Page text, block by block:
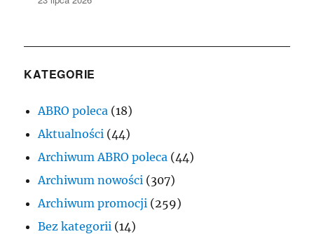
KATEGORIE
ABRO poleca (18)
Aktualności (44)
Archiwum ABRO poleca (44)
Archiwum nowości (307)
Archiwum promocji (259)
Bez kategorii (14)